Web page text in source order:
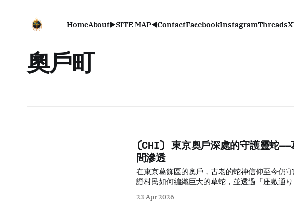
HomeAbout▶️SITE MAP◀️ContactFacebookInstagramThreadsX
奧戶町
(CHI) 東京奧戶深處的守護靈蛇——
間滲透
在東京葛飾區的奧戶，古老的蛇神信仰至今仍
證村民如何編織巨大的草蛇，並透過「座敷通
23 Apr 2026